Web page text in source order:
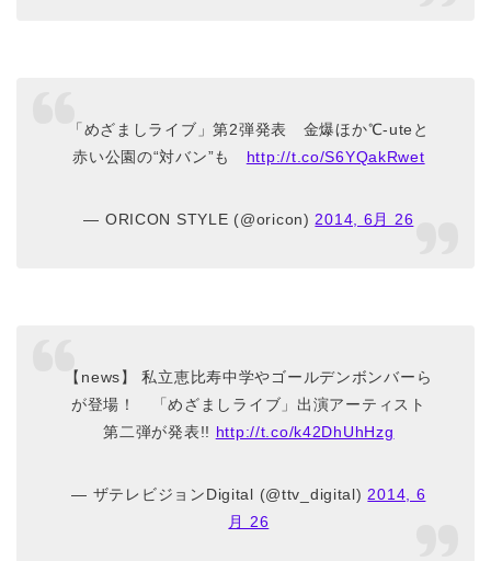
「めざましライブ」第2弾発表 金爆ほか℃-uteと
赤い公園の“対バン”も http://t.co/S6YQakRwet
— ORICON STYLE (@oricon) 2014, 6月 26
【news】 私立恵比寿中学やゴールデンボンバーら
が登場！ 「めざましライブ」出演アーティスト
第二弾が発表!! http://t.co/k42DhUhHzg
— ザテレビジョンDigital (@ttv_digital) 2014, 6
月 26